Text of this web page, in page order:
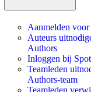
Aanmelden
Auteurs
Authors
Inloggen bij
Teamleden
Authors-team
Teamleden